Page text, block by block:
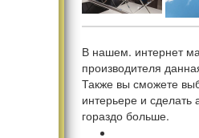
В нашем. интернет
производителя
Также вы сможете
интерьере и
гораздо больше.